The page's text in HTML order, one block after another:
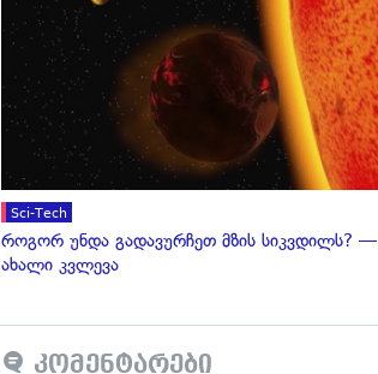
Sci-Tech
როგორ უნდა გადავურჩეთ მზის სიკვდილს? —
ახალი კვლევა
კომენტარები